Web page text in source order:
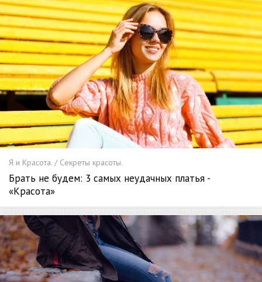
Я и Красота. / Секреты красоты.
Брать не будем: 3 самых неудачных платья -
«Красота»